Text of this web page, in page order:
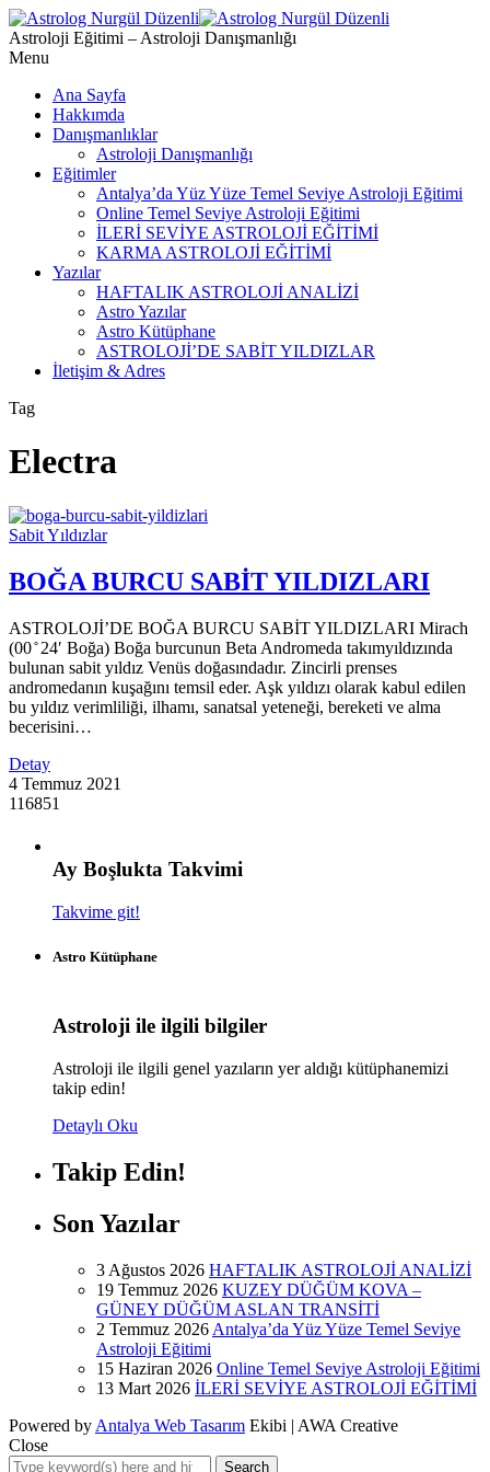
Astroloji Eğitimi – Astroloji Danışmanlığı
Menu
Ana Sayfa
Hakkımda
Danışmanlıklar
Astroloji Danışmanlığı
Eğitimler
Antalya’da Yüz Yüze Temel Seviye Astroloji Eğitimi
Online Temel Seviye Astroloji Eğitimi
İLERİ SEVİYE ASTROLOJİ EĞİTİMİ
KARMA ASTROLOJİ EĞİTİMİ
Yazılar
HAFTALIK ASTROLOJİ ANALİZİ
Astro Yazılar
Astro Kütüphane
ASTROLOJİ’DE SABİT YILDIZLAR
İletişim & Adres
Tag
Electra
Sabit Yıldızlar
BOĞA BURCU SABİT YILDIZLARI
ASTROLOJİ’DE BOĞA BURCU SABİT YILDIZLARI Mirach
(00 ̊ 24′ Boğa) Boğa burcunun Beta Andromeda takımyıldızında
bulunan sabit yıldız Venüs doğasındadır. Zincirli prenses
andromedanın kuşağını temsil eder. Aşk yıldızı olarak kabul edilen
bu yıldız verimliliği, ilhamı, sanatsal yeteneği, bereketi ve alma
becerisini…
Detay
4 Temmuz 2021
116851
Ay Boşlukta Takvimi
Takvime git!
Astro Kütüphane
Astroloji ile ilgili bilgiler
Astroloji ile ilgili genel yazıların yer aldığı kütüphanemizi
takip edin!
Detaylı Oku
Takip Edin!
Son Yazılar
3 Ağustos 2026 HAFTALIK ASTROLOJİ ANALİZİ
19 Temmuz 2026 KUZEY DÜĞÜM KOVA –
GÜNEY DÜĞÜM ASLAN TRANSİTİ
2 Temmuz 2026 Antalya’da Yüz Yüze Temel Seviye
Astroloji Eğitimi
15 Haziran 2026 Online Temel Seviye Astroloji Eğitimi
13 Mart 2026 İLERİ SEVİYE ASTROLOJİ EĞİTİMİ
Powered by Antalya Web Tasarım Ekibi | AWA Creative
Close